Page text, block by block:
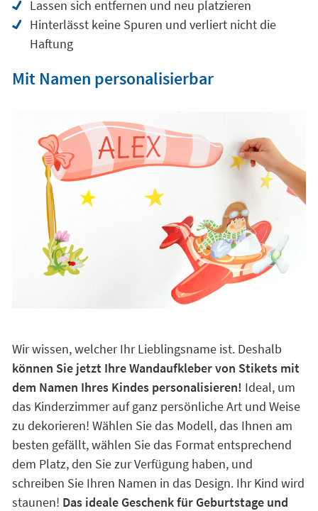
Lassen sich entfernen und neu platzieren
Hinterlässt keine Spuren und verliert nicht die
Haftung
Mit Namen personalisierbar
Wir wissen, welcher Ihr Lieblingsname ist. Deshalb
können Sie jetzt Ihre Wandaufkleber von Stikets mit
dem Namen Ihres Kindes personalisieren! Ideal, um
das Kinderzimmer auf ganz persönliche Art und Weise
zu dekorieren! Wählen Sie das Modell, das Ihnen am
besten gefällt, wählen Sie das Format entsprechend
dem Platz, den Sie zur Verfügung haben, und
schreiben Sie Ihren Namen in das Design. Ihr Kind wird
staunen! Das ideale Geschenk für Geburtstage und